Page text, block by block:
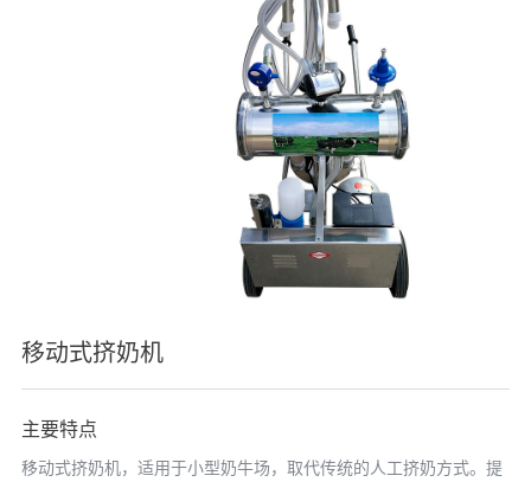
移动式挤奶机
主要特点
移动式挤奶机，适用于小型奶牛场，取代传统的人工挤奶方式。提